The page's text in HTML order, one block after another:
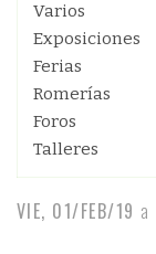
Varios
Exposiciones
Ferias
Romerías
Foros
Talleres
VIE, 01/FEB/19 a